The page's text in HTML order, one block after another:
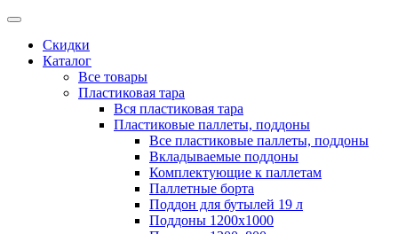
Скидки
Каталог
Все товары
Пластиковая тара
Вся пластиковая тара
Пластиковые паллеты, поддоны
Все пластиковые паллеты, поддоны
Вкладываемые поддоны
Комплектующие к паллетам
Паллетные борта
Поддон для бутылей 19 л
Поддоны 1200х1000